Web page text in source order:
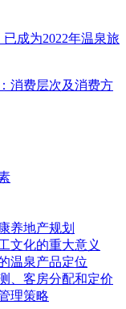
成为2022年温泉旅
消费层次及消费方
养地产规划
文化的重大意义
温泉产品定位
、客房分配和定价
理策略